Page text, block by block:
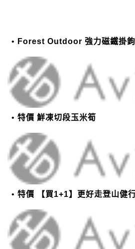
Forest Outdoor 強力磁鐵掛
特價 鮮凍切段玉米筍
特價 【買1+1】更好走登山健